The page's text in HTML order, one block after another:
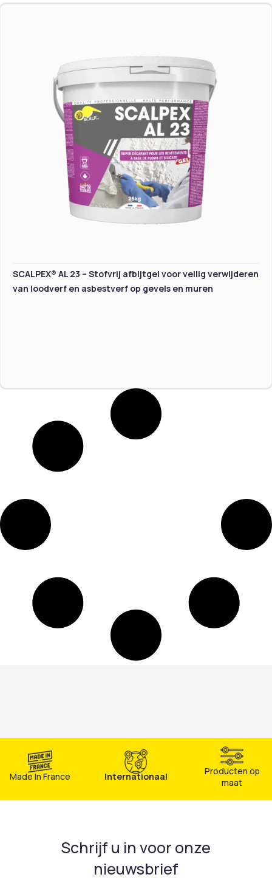
SCALPEX® AL 23 – Stofvrij afbijtgel voor veilig verwijderen
van loodverf en asbestverf op gevels en muren
Made In France Internationaal
Producten op
maat
Schrijf u in voor onze
nieuwsbrief